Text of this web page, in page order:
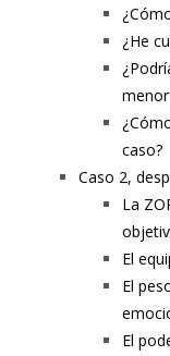
¿He
caso?
Caso 2,
La
El
El
El